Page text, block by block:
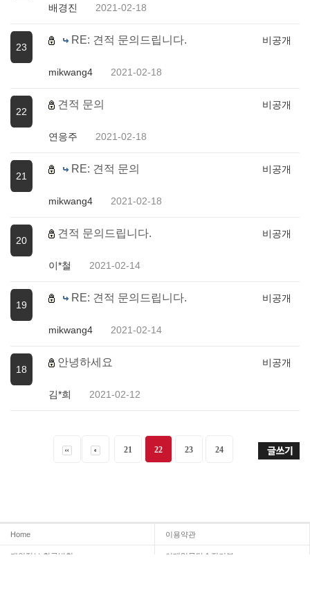
배경진 2021-02-18
23
RE: 견적 문의드립니다.
mikwang4 2021-02-18
비공개
22
견적 문의
연응주 2021-02-18
비공개
21
RE: 견적 문의
mikwang4 2021-02-18
비공개
20
견적 문의드립니다.
이*철 2021-02-14
비공개
19
RE: 견적 문의드립니다.
mikwang4 2021-02-14
비공개
18
안녕하세요
김*희 2021-02-12
비공개
21 22 23 24
Home 이용약관
개인정보 취급방침 이메일무단수집거부